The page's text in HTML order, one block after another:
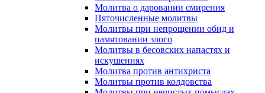
Молитва о даровании смирения
Пяточисленные молитвы
Молитвы при непрощении обид и
памятовании злого
Молитвы в бесовских напастях и
искушениях
Молитва против антихриста
Молитвы против колдовства